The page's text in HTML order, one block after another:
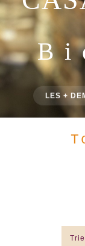
B i
LES +